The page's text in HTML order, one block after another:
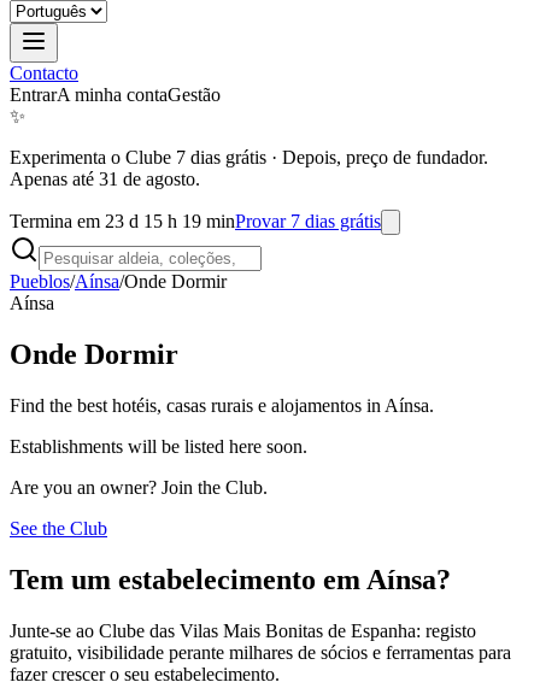
Contacto
EntrarA minha contaGestão
✨
Experimenta o Clube 7 dias grátis · Depois, preço de fundador.
Apenas até 31 de agosto.
Termina em 23 d 15 h 19 minProvar 7 dias grátis
Pueblos/Aínsa/Onde Dormir
Aínsa
Onde Dormir
Find the best hotéis, casas rurais e alojamentos in Aínsa.
Establishments will be listed here soon.
Are you an owner? Join the Club.
See the Club
Tem um estabelecimento em Aínsa?
Junte-se ao Clube das Vilas Mais Bonitas de Espanha: registo
gratuito, visibilidade perante milhares de sócios e ferramentas para
fazer crescer o seu estabelecimento.